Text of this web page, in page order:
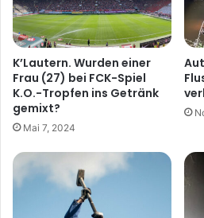
K’Lautern. Wurden einer
Frau (27) bei FCK-Spiel
K.O.-Tropfen ins Getränk
gemixt?
Mai 7, 2024